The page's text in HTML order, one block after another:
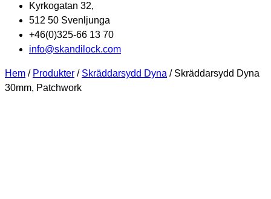
Kyrkogatan 32,
512 50 Svenljunga
+46(0)325-66 13 70
info@skandilock.com
Hem / Produkter / Skräddarsydd Dyna / Skräddarsydd Dyna
30mm, Patchwork